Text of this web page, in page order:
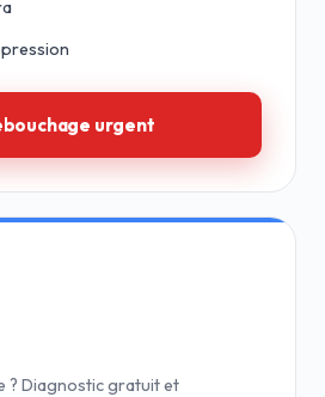
urgent
? Diagnostic gratuit et